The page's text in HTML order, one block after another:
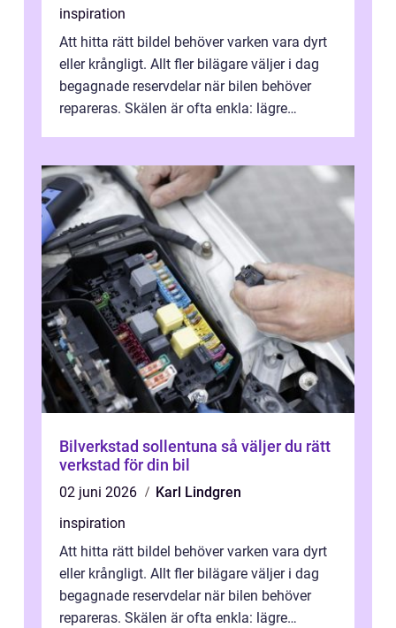
inspiration
Att hitta rätt bildel behöver varken vara dyrt
eller krångligt. Allt fler bilägare väljer i dag
begagnade reservdelar när bilen behöver
repareras. Skälen är ofta enkla: lägre
Bilverkstad sollentuna så väljer du rätt
verkstad för din bil
02 juni 2026
Karl Lindgren
inspiration
Att hitta rätt bildel behöver varken vara dyrt
eller krångligt. Allt fler bilägare väljer i dag
begagnade reservdelar när bilen behöver
repareras. Skälen är ofta enkla: lägre